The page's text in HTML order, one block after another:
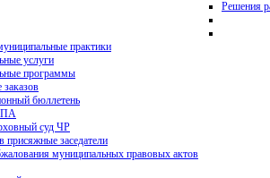
Решения
практики
услуги
программы
бюллетень
суд ЧР
присяжные заседатели
муниципальных правовых актов